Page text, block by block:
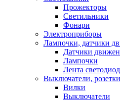
Прожекторы
Светильники
Фонари
Электроприборы
Лампочки, датчики
Датчики
Лампочки
Лента
Выключатели,
Вилки
Выключатели